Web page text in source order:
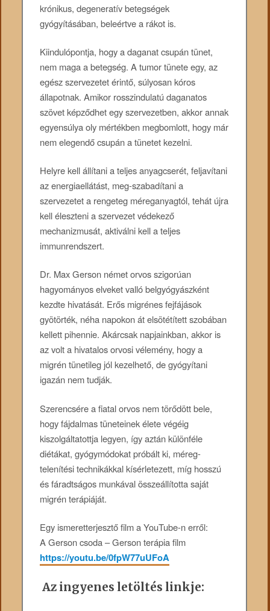
krónikus, degeneratív betegségek
gyógyításában, beleértve a rákot is.
Kiindulópontja, hogy a daganat csupán tünet,
nem maga a betegség. A tumor tünete egy, az
egész szervezetet érintő, súlyosan kóros
állapotnak. Amikor rosszindulatú daganatos
szövet képződhet egy szervezetben, akkor annak
egyensúlya oly mértékben megbomlott, hogy már
nem elegendő csupán a tünetet kezelni.
Helyre kell állítani a teljes anyagcserét, feljavítani
az energiaellátást, meg-szabadítani a
szervezetet a rengeteg méreganyagtól, tehát újra
kell éleszteni a szervezet védekező
mechanizmusát, aktiválni kell a teljes
immunrendszert.
Dr. Max Gerson német orvos szigorúan
hagyományos elveket valló belgyógyászként
kezdte hivatását. Erős migrénes fejfájások
gyötörték, néha napokon át elsötétített szobában
kellett pihennie. Akárcsak napjainkban, akkor is
az volt a hivatalos orvosi vélemény, hogy a
migrén tünetileg jól kezelhető, de gyógyítani
igazán nem tudják.
Szerencsére a fiatal orvos nem törődött bele,
hogy fájdalmas tüneteinek élete végéig
kiszolgáltatottja legyen, így aztán különféle
diétákat, gyógymódokat próbált ki, méreg-
telenítési technikákkal kísérletezett, míg hosszú
és fáradtságos munkával összeállította saját
migrén terápiáját.
Egy ismeretterjesztő film a YouTube-n erről:
A Gerson csoda – Gerson terápia film
https://youtu.be/0fpW77uUFoA
Az ingyenes letöltés linkje: